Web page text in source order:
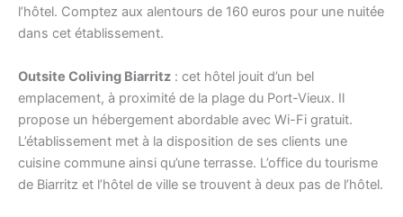
l’hôtel. Comptez aux alentours de 160 euros pour une nuitée
dans cet établissement.
Outsite Coliving Biarritz : cet hôtel jouit d’un bel
emplacement, à proximité de la plage du Port-Vieux. Il
propose un hébergement abordable avec Wi-Fi gratuit.
L’établissement met à la disposition de ses clients une
cuisine commune ainsi qu’une terrasse. L’office du tourisme
de Biarritz et l’hôtel de ville se trouvent à deux pas de l’hôtel.